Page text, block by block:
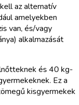
az alternatív
amelyekben
van, és/vagy
alkalmazását
és 40 kg-
Ez a
kisgyermekek